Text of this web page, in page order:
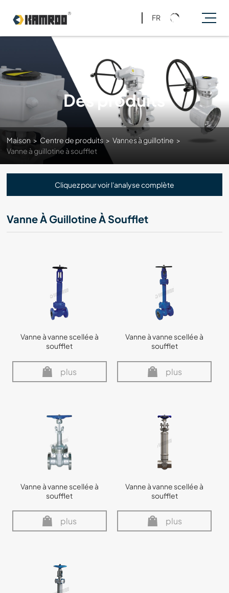
FR
Des produits
Maison > Centre de produits > Vannes à guillotine >
Vanne à guillotine à soufflet
Cliquez pour voir l'analyse complète
Vanne À Guillotine À Soufflet
Vanne à vanne scellée à
soufflet
plus
Vanne à vanne scellée à
soufflet
plus
Vanne à vanne scellée à
soufflet
plus
Vanne à vanne scellée à
soufflet
plus